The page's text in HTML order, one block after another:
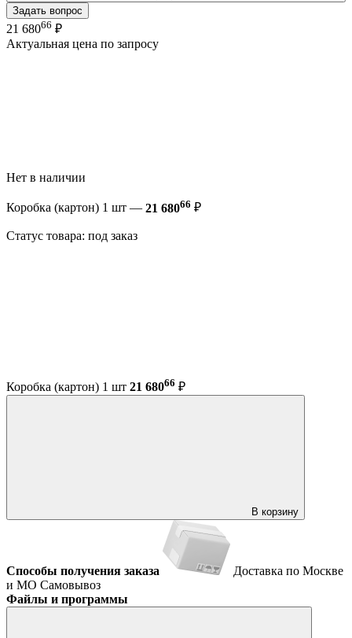
Задать вопрос
21 68066 ₽
Актуальная цена по запросу
Нет в наличии
Коробка (картон) 1 шт — 21 68066 ₽
Статус товара: под заказ
Коробка (картон) 1 шт 21 68066 ₽
В корзину
Способы получения заказа
Доставка по Москве
и МО Самовывоз
Файлы и программы